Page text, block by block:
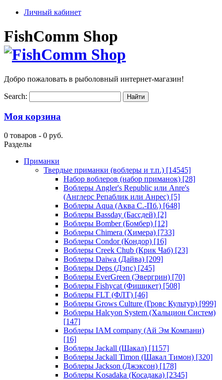
Личный кабинет
FishComm Shop
Добро пожаловать в рыболовный интернет-магазин!
Search:
Моя корзина
0 товаров - 0 руб.
Разделы
Приманки
Твердые приманки (воблеры и т.п.) [14545]
Набор воблеров (набор приманок) [28]
Воблеры Angler's Republic или Anre's
(Англерс Репаблик или Анрес) [5]
Воблеры Aqua (Аква С.-Пб.) [648]
Воблеры Bassday (Бассдей) [2]
Воблеры Bomber (Бомбер) [12]
Воблеры Chimera (Химера) [733]
Воблеры Condor (Кондор) [16]
Воблеры Creek Chub (Крик Чаб) [23]
Воблеры Daiwa (Дайва) [209]
Воблеры Deps (Дэпс) [245]
Воблеры EverGreen (Эвергрин) [70]
Воблеры Fishycat (Фишикет) [508]
Воблеры FLT (ФЛТ) [46]
Воблеры Grows Culture (Гровс Культур) [999]
Воблеры Halcyon System (Хальцион Систем)
[147]
Воблеры IAM company (Ай Эм Компани)
[16]
Воблеры Jackall (Шакал) [1157]
Воблеры Jackall Timon (Шакал Тимон) [320]
Воблеры Jackson (Джэксон) [178]
Воблеры Kosadaka (Косадака) [2345]